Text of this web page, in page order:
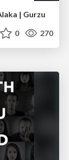
| Gurzu
0 270